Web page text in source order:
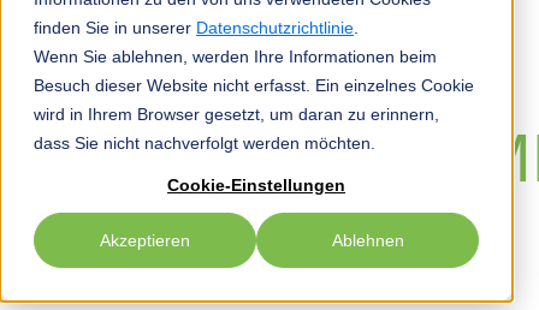
finden Sie in unserer Datenschutzrichtlinie
Wenn Sie ablehnen, werden Ihre Informationen beim
Besuch dieser Website nicht erfasst. Ein einzelnes Cookie
wird in Ihrem Browser gesetzt, um daran zu erinnern,
dass Sie nicht nachverfolgt werden möchten.
Cookie-Einstellungen
Akzeptieren Ablehnen
BLAU